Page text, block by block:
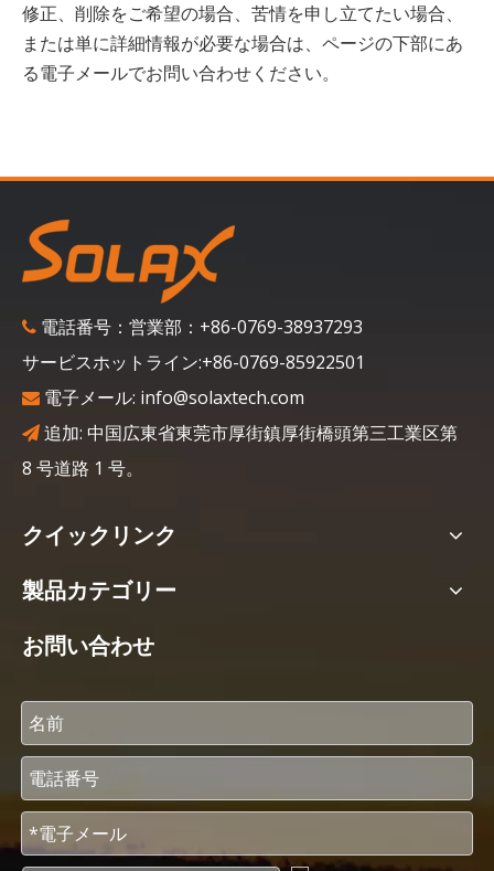
修正、削除をご希望の場合、苦情を申し立てたい場合、
または単に詳細情報が必要な場合は、ページの下部にあ
る電子メールでお問い合わせください。
 電話番号：営業部：+86-0769-38937293
サービスホットライン:+86-0769-85922501
 電子メール: info@solaxtech.com
 追加: 中国広東省東莞市厚街鎮厚街橋頭第三工業区第
8 号道路 1 号。
クイックリンク
製品カテゴリー
お問い合わせ